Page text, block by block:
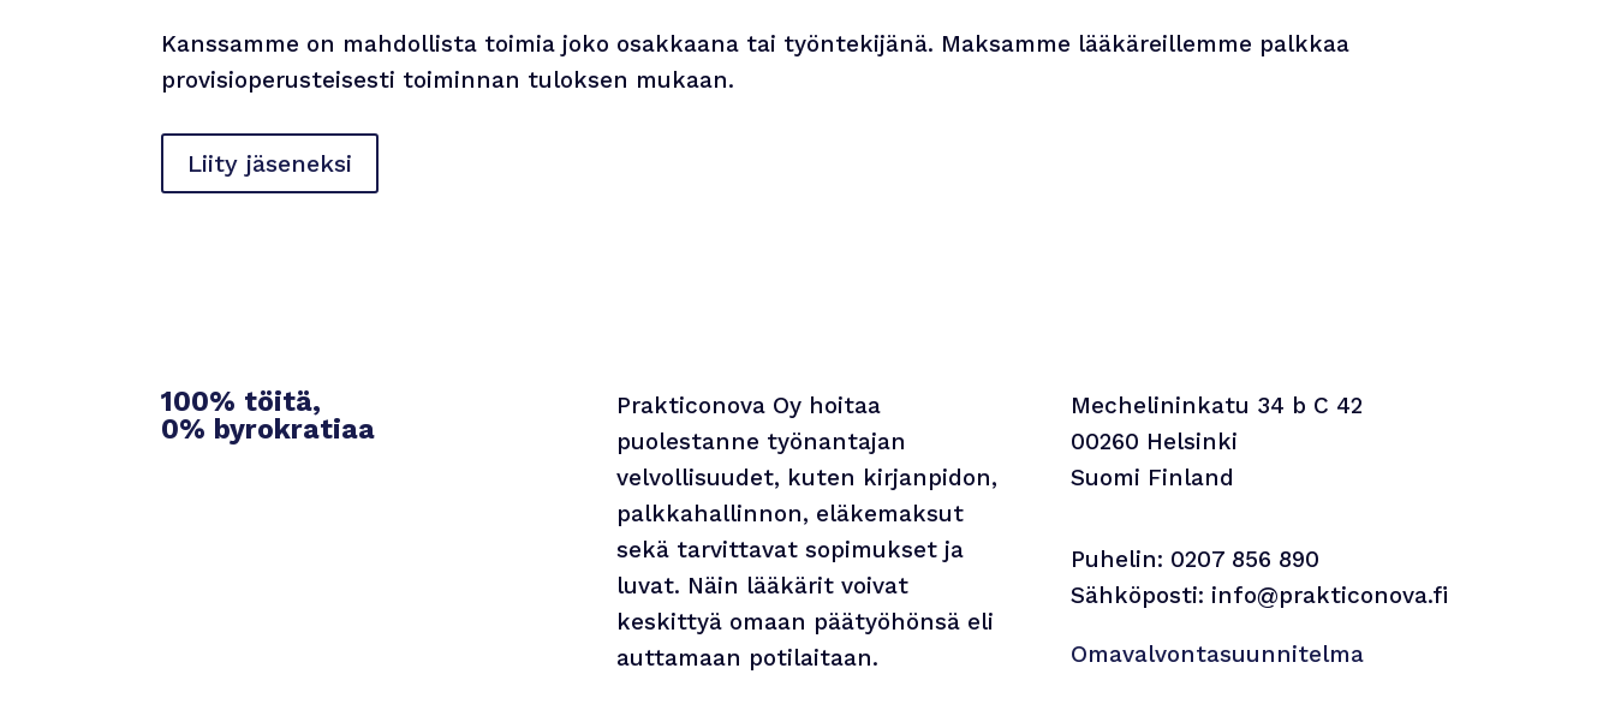
Kanssamme on mahdollista toimia joko osakkaana tai työntekijänä. Maksamme lääkäreillemme palkkaa
provisioperusteisesti toiminnan tuloksen mukaan.
Liity jäseneksi
100% töitä,
0% byrokratiaa
Prakticonova Oy hoitaa
puolestanne työnantajan
velvollisuudet, kuten kirjanpidon,
palkkahallinnon, eläkemaksut
sekä tarvittavat sopimukset ja
luvat. Näin lääkärit voivat
keskittyä omaan päätyöhönsä eli
auttamaan potilaitaan.
Mechelininkatu 34 b C 42
00260 Helsinki
Suomi Finland
Puhelin: 0207 856 890
Sähköposti: info@prakticonova.fi
Omavalvontasuunnitelma